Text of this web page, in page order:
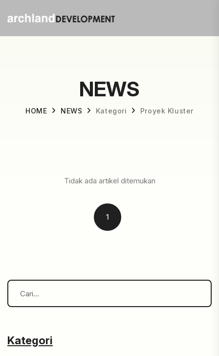
NEWS
HOME NEWS Kategori Proyek Kluster
Tidak ada artikel ditemukan
1
Kategori